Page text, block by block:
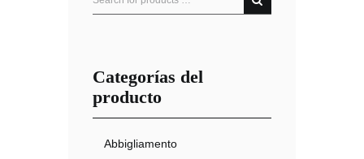
Categorías del
producto
Abbigliamento